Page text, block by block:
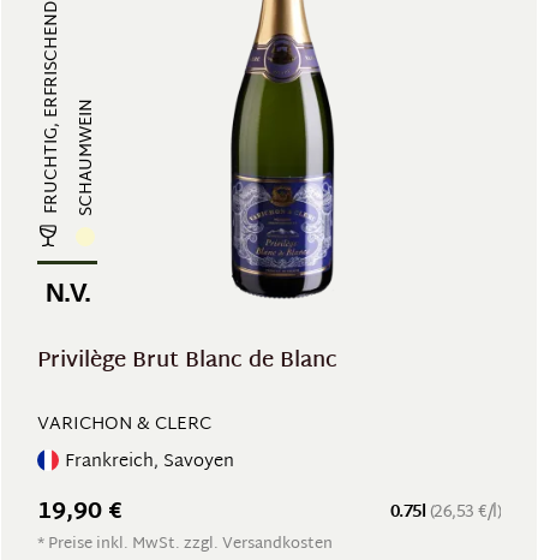
FRUCHTIG, ERFRISCHENDSCHAUMWEIN
N.V.
Privilège Brut Blanc de Blanc
VARICHON & CLERC
Frankreich, Savoyen
0.75l (26,53 €/l)
19,90 €
* Preise inkl. MwSt. zzgl. Versandkosten